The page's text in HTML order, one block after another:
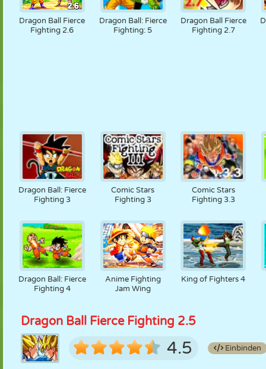
Dragon Ball Fierce
Fighting 2.6
Dragon Ball: Fierce
Fighting: 5
Dragon Ball Fierce
Fighting 2.7
Dragon Ball: Fierce
Fighting 3
Comic Stars
Fighting 3
Comic Stars
Fighting 3.3
Dragon Ball: Fierce
Fighting 4
Anime Fighting
Jam Wing
King of Fighters 4
Dragon Ball Fierce Fighting 2.5
4.5 Einbinden